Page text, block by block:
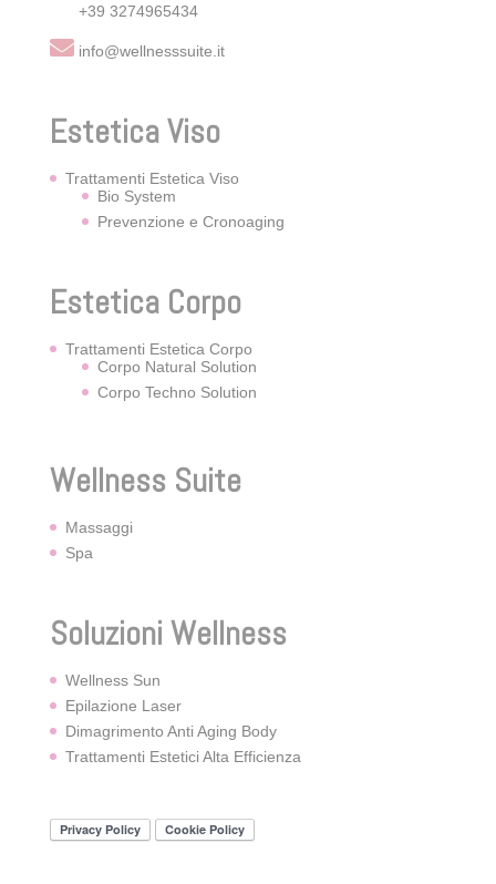
+39 3274965434
info@wellnesssuite.it
Estetica Viso
Trattamenti Estetica Viso
Bio System
Prevenzione e Cronoaging
Estetica Corpo
Trattamenti Estetica Corpo
Corpo Natural Solution
Corpo Techno Solution
Wellness Suite
Massaggi
Spa
Soluzioni Wellness
Wellness Sun
Epilazione Laser
Dimagrimento Anti Aging Body
Trattamenti Estetici Alta Efficienza